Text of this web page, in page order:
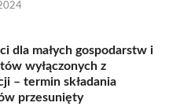
dla małych gospodarstw i
wyłączonych z
– termin składania
przesunięty